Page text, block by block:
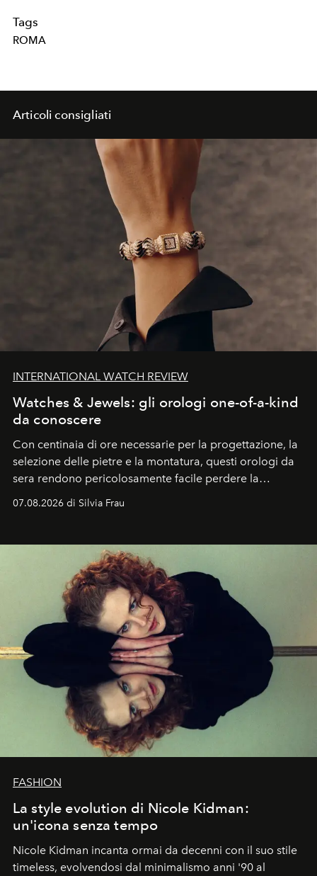
Tags
ROMA
Articoli consigliati
INTERNATIONAL WATCH REVIEW
Watches & Jewels: gli orologi one-of-a-kind
da conoscere
Con centinaia di ore necessarie per la progettazione, la
selezione delle pietre e la montatura, questi orologi da
sera rendono pericolosamente facile perdere la
cognizione del tempo. Ma con quadranti così
07.08.2026 di Silvia Frau
FASHION
La style evolution di Nicole Kidman:
un'icona senza tempo
Nicole Kidman incanta ormai da decenni con il suo stile
timeless, evolvendosi dal minimalismo anni '90 al